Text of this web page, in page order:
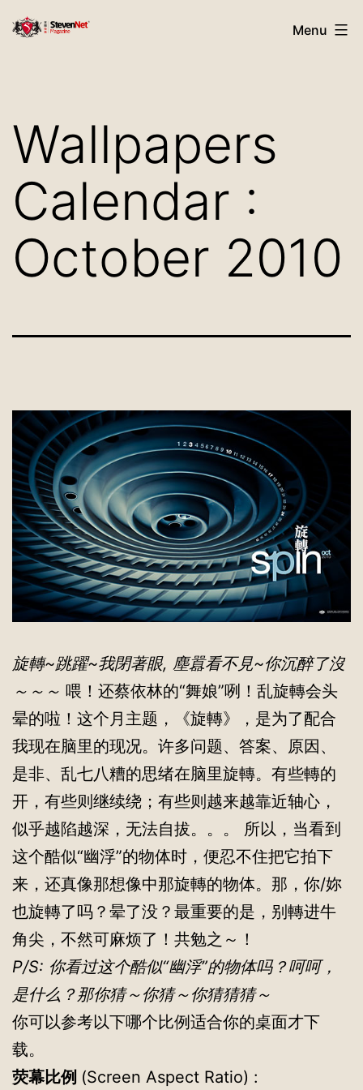
Skip
StevenNet
Menu
Wallpapers
Calendar :
October 2010
旋轉~跳躍~我閉著眼, 塵囂看不見~你沉醉了沒
～～～ 喂！还蔡依林的“舞娘”咧！乱旋轉会头
晕的啦！这个月主题，《旋轉》，是为了配合
我现在脑里的现况。许多问题、答案、原因、
是非、乱七八糟的思绪在脑里旋轉。有些轉的
开，有些则继续绕；有些则越来越靠近轴心，
似乎越陷越深，无法自拔。。。 所以，当看到
这个酷似“幽浮”的物体时，便忍不住把它拍下
来，还真像那想像中那旋轉的物体。那，你/妳
也旋轉了吗？晕了没？最重要的是，别轉进牛
角尖，不然可麻烦了！共勉之～！
P/S: 你看过这个酷似“幽浮”的物体吗？呵呵，
是什么？那你猜～你猜～你猜猜猜～
你可以参考以下哪个比例适合你的桌面才下
载。
荧幕比例 (Screen Aspect Ratio) :